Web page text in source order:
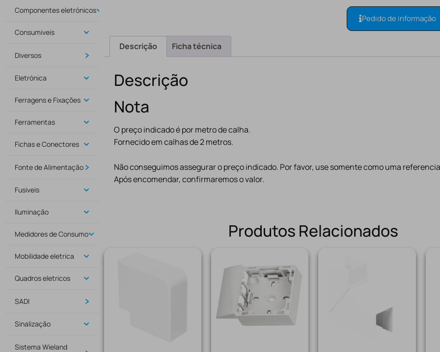
Componentes eletrónicos
Consumiveis
Diversos
Eletrónica
Ferragens e Fixações
Ferramentas
Fichas e Conectores
Fonte de Alimentação
Fusiveis
Iluminação
Medidores de Consumo
Mobilidade eletrica
Quadros eletricos
SADI
Sinalização
Sistema Wieland
Pedido de informação
Descrição Ficha técnica
Descrição
Nota
O preço indicado é por metro de calha.
Fornecido em calhas de 2 metros.
Não conseguimos assegurar o preço indicado. Por favor, use somente como uma
Após encomendar, confirmaremos o valor.
Produtos Relacionados